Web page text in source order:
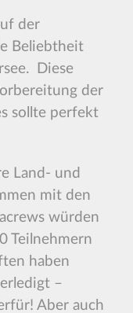
der
Beliebtheit
Diese
der
sollte perfekt
Land- und
mit den
würden
Teilnehmern
haben
–
Aber auch